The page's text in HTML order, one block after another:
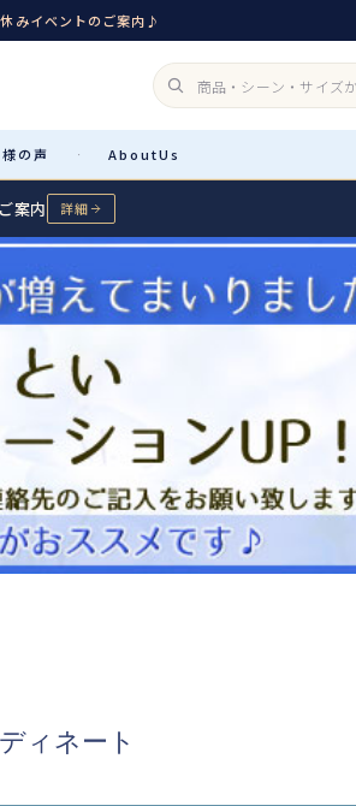
みイベントのご案内♪
の声 · AboutUs
サイズで選ぶ→
売
コスチューム アウター
アクセサリー ジュエリー
→
Buy & Support
08 送料・お支払い
送料・決済方法
09 お問い合わせ
電話・メール・
案内 詳細
ィネート